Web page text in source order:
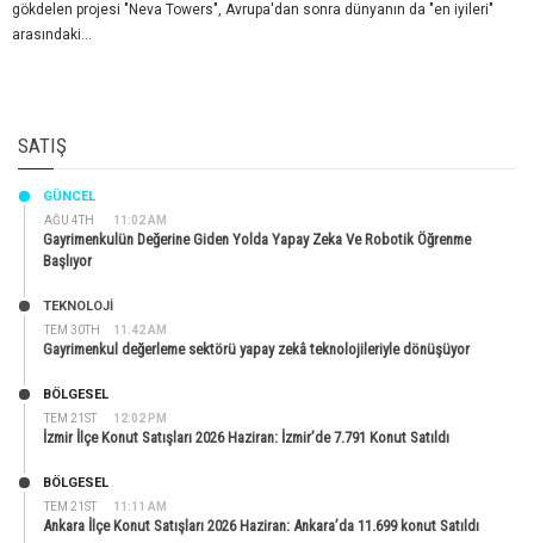
gökdelen projesi "Neva Towers", Avrupa'dan sonra dünyanın da "en iyileri"
arasındaki...
SATIŞ
AĞU 4TH 11:02 AM
GÜNCEL
Gayrimenkulün Değerine Giden Yolda Yapay Zeka Ve Robotik Öğrenme
Başlıyor
TEM 30TH 11:42 AM
TEKNOLOJİ
Gayrimenkul değerleme sektörü yapay zekâ teknolojileriyle dönüşüyor
TEM 21ST 12:02 PM
BÖLGESEL
İzmir İlçe Konut Satışları 2026 Haziran: İzmir’de 7.791 Konut Satıldı
TEM 21ST 11:11 AM
BÖLGESEL
Ankara İlçe Konut Satışları 2026 Haziran: Ankara’da 11.699 konut Satıldı